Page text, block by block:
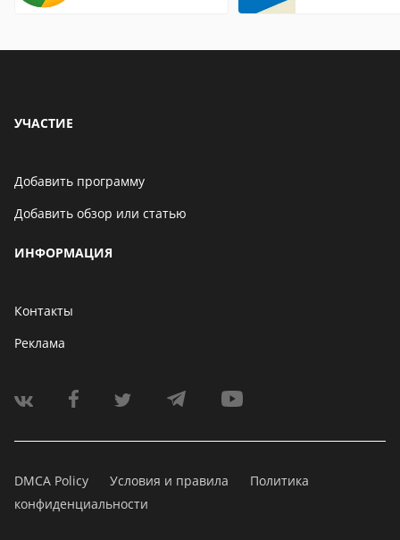
УЧАСТИЕ
Добавить программу
Добавить обзор или статью
ИНФОРМАЦИЯ
Контакты
Реклама
DMCA Policy Условия и правила
Политика
конфиденциальности